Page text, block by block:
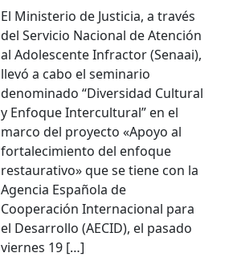
El Ministerio de Justicia, a través
del Servicio Nacional de Atención
al Adolescente Infractor (Senaai),
llevó a cabo el seminario
denominado “Diversidad Cultural
y Enfoque Intercultural” en el
marco del proyecto «Apoyo al
fortalecimiento del enfoque
restaurativo» que se tiene con la
Agencia Española de
Cooperación Internacional para
el Desarrollo (AECID), el pasado
viernes 19 […]